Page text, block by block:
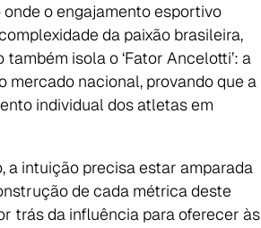
o engajamento esportivo
da paixão brasileira,
isola o ‘Fator Ancelotti’: a
nacional, provando que a
individual dos atletas em
a intuição precisa estar amparada
de cada métrica deste
trás da influência para oferecer às